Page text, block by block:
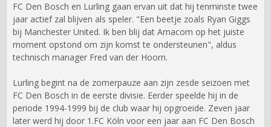
FC Den Bosch en Lurling gaan ervan uit dat hij tenminste twee
jaar actief zal blijven als speler. "Een beetje zoals Ryan Giggs
bij Manchester United. Ik ben blij dat Amacom op het juiste
moment opstond om zijn komst te ondersteunen", aldus
technisch manager Fred van der Hoorn.
Lurling begint na de zomerpauze aan zijn zesde seizoen met
FC Den Bosch in de eerste divisie. Eerder speelde hij in de
periode 1994-1999 bij de club waar hij opgroeide. Zeven jaar
later werd hij door 1.FC Köln voor een jaar aan FC Den Bosch